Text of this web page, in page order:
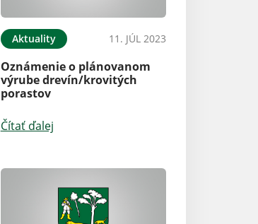
Aktuality 11. JÚL 2023
Oznámenie o plánovanom
výrube drevín/krovitých
porastov
Čítať ďalej